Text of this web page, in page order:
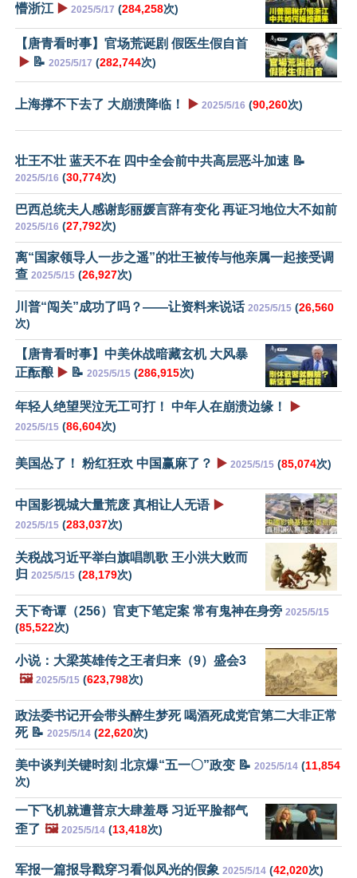
懵浙江 ▶️ 2025/5/17 (284,258次)
【唐青看时事】官场荒诞剧 假医生假自首
▶️ 📝 2025/5/17 (282,744次)
上海撑不下去了 大崩溃降临！ ▶️ 2025/5/16 (90,260次)
壮王不壮 蓝天不在 四中全会前中共高层恶斗加速 📝
2025/5/16 (30,774次)
巴西总统夫人感谢彭丽媛言辞有变化 再证习地位大不如前
2025/5/16 (27,792次)
离“国家领导人一步之遥”的壮王被传与他亲属一起接受调
查 2025/5/15 (26,927次)
川普“闯关”成功了吗？——让资料来说话 2025/5/15 (26,560
次)
【唐青看时事】中美休战暗藏玄机 大风暴
正酝酿 ▶️ 📝 2025/5/15 (286,915次)
年轻人绝望哭泣无工可打！ 中年人在崩溃边缘！ ▶️
2025/5/15 (86,604次)
美国怂了！ 粉红狂欢 中国赢麻了？ ▶️ 2025/5/15 (85,074次)
中国影视城大量荒废 真相让人无语 ▶️
2025/5/15 (283,037次)
关税战习近平举白旗唱凯歌 王小洪大败而
归 2025/5/15 (28,179次)
天下奇谭（256）官吏下笔定案 常有鬼神在身旁 2025/5/15
(85,522次)
小说：大梁英雄传之王者归来（9）盛会3
🖼️ 2025/5/15 (623,798次)
政法委书记开会带头醉生梦死 喝酒死成党官第二大非正常
死 📝 2025/5/14 (22,620次)
美中谈判关键时刻 北京爆“五一〇”政变 📝 2025/5/14 (11,854
次)
一下飞机就遭普京大肆羞辱 习近平脸都气
歪了 🖼️ 2025/5/14 (13,418次)
军报一篇报导戳穿习看似风光的假象 2025/5/14 (42,020次)